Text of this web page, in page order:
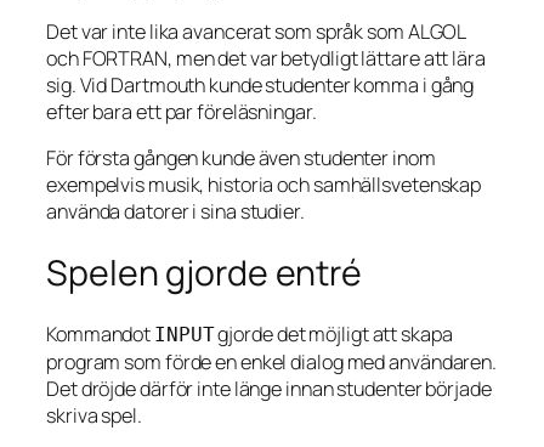
Det var inte lika avancerat som språk som ALGOL
och FORTRAN, men det var betydligt lättare att lära
sig. Vid Dartmouth kunde studenter komma i gång
efter bara ett par föreläsningar.
För första gången kunde även studenter inom
exempelvis musik, historia och samhällsvetenskap
använda datorer i sina studier.
Spelen gjorde entré
Kommandot INPUTgjorde det möjligt att skapa
program som förde en enkel dialog med användaren.
Det dröjde därför inte länge innan studenter började
skriva spel.